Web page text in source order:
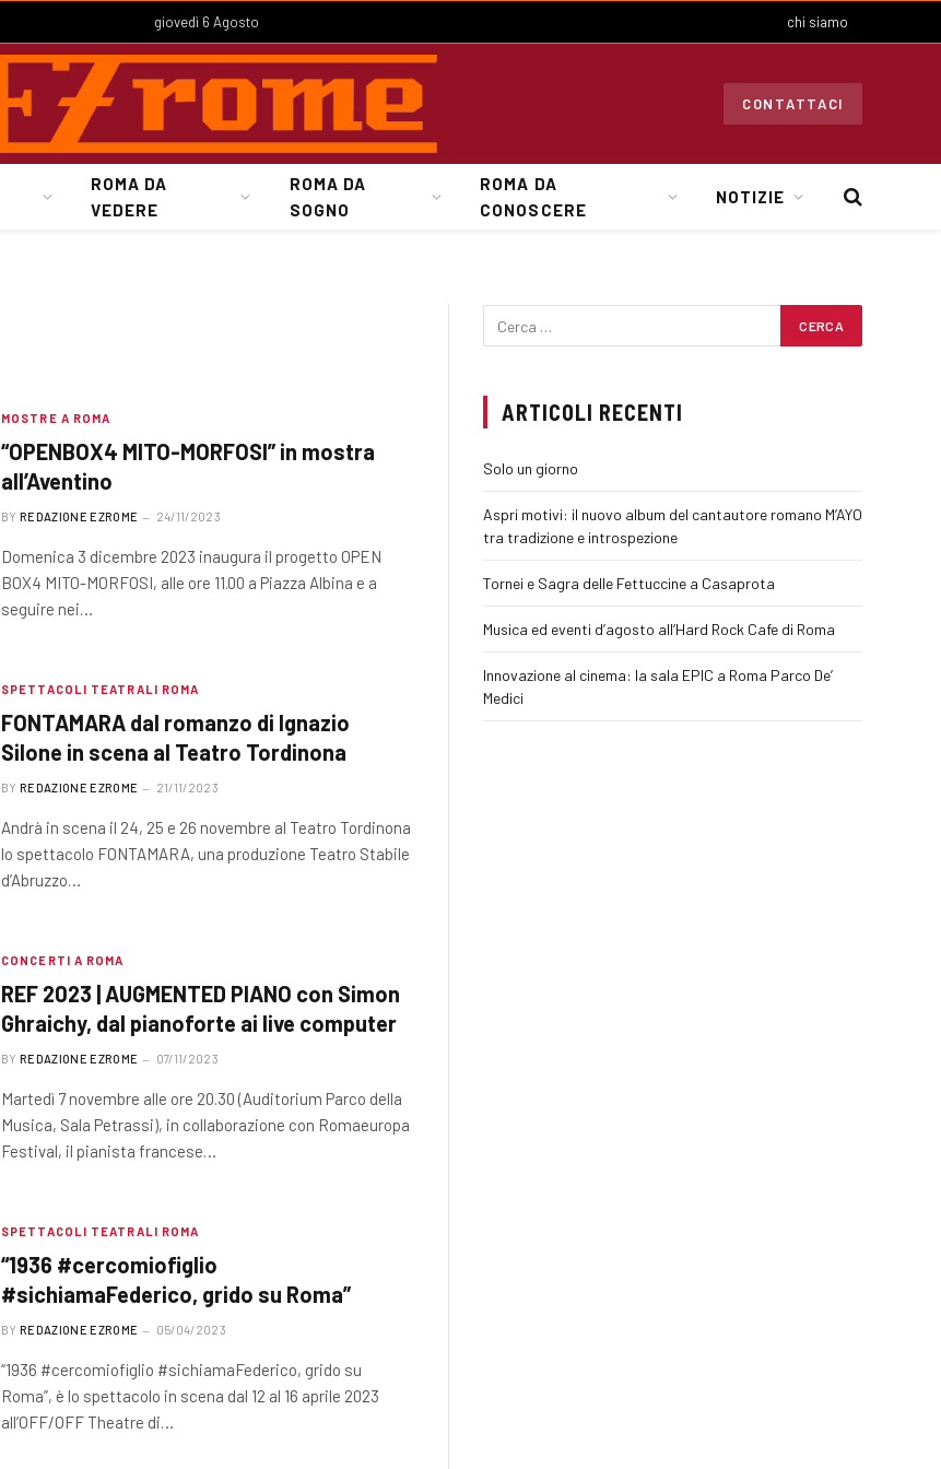
giovedì 6 Agosto chi siamo
CONTATTACI
ROMA DA
VEDERE
ROMA DA
SOGNO
ROMA DA
CONOSCERE
NOTIZIE
MOSTRE A ROMA
“OPENBOX4 MITO-MORFOSI” in mostra
all’Aventino
BY REDAZIONE EZROME 24/11/2023
Domenica 3 dicembre 2023 inaugura il progetto OPEN
BOX4 MITO-MORFOSI, alle ore 11.00 a Piazza Albina e a
seguire nei…
SPETTACOLI TEATRALI ROMA
FONTAMARA dal romanzo di Ignazio
Silone in scena al Teatro Tordinona
BY REDAZIONE EZROME 21/11/2023
Andrà in scena il 24, 25 e 26 novembre al Teatro Tordinona
lo spettacolo FONTAMARA, una produzione Teatro Stabile
d’Abruzzo…
CONCERTI A ROMA
REF 2023 | AUGMENTED PIANO con Simon
Ghraichy, dal pianoforte ai live computer
BY REDAZIONE EZROME 07/11/2023
Martedì 7 novembre alle ore 20.30 (Auditorium Parco della
Musica, Sala Petrassi), in collaborazione con Romaeuropa
Festival, il pianista francese…
SPETTACOLI TEATRALI ROMA
“1936 #cercomiofiglio
#sichiamaFederico, grido su Roma”
BY REDAZIONE EZROME 05/04/2023
“1936 #cercomiofiglio #sichiamaFederico, grido su
Roma”, è lo spettacolo in scena dal 12 al 16 aprile 2023
all’OFF/OFF Theatre di…
ARTICOLI RECENTI
Solo un giorno
Aspri motivi: il nuovo album del cantautore romano M’AYO
tra tradizione e introspezione
Tornei e Sagra delle Fettuccine a Casaprota
Musica ed eventi d’agosto all’Hard Rock Cafe di Roma
Innovazione al cinema: la sala EPIC a Roma Parco De’
Medici